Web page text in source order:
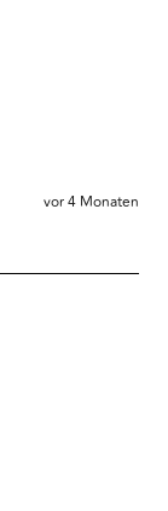
vor 4 Monaten